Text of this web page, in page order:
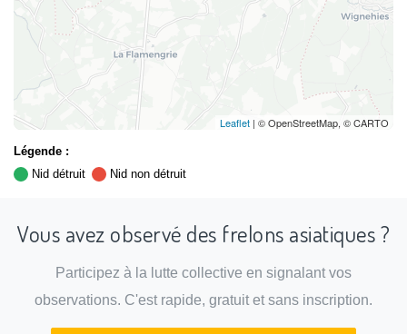
Leaflet | © OpenStreetMap, © CARTO
Légende :
Nid détruit
Nid non détruit
Vous avez observé des frelons asiatiques ?
Participez à la lutte collective en signalant vos
observations. C'est rapide, gratuit et sans inscription.